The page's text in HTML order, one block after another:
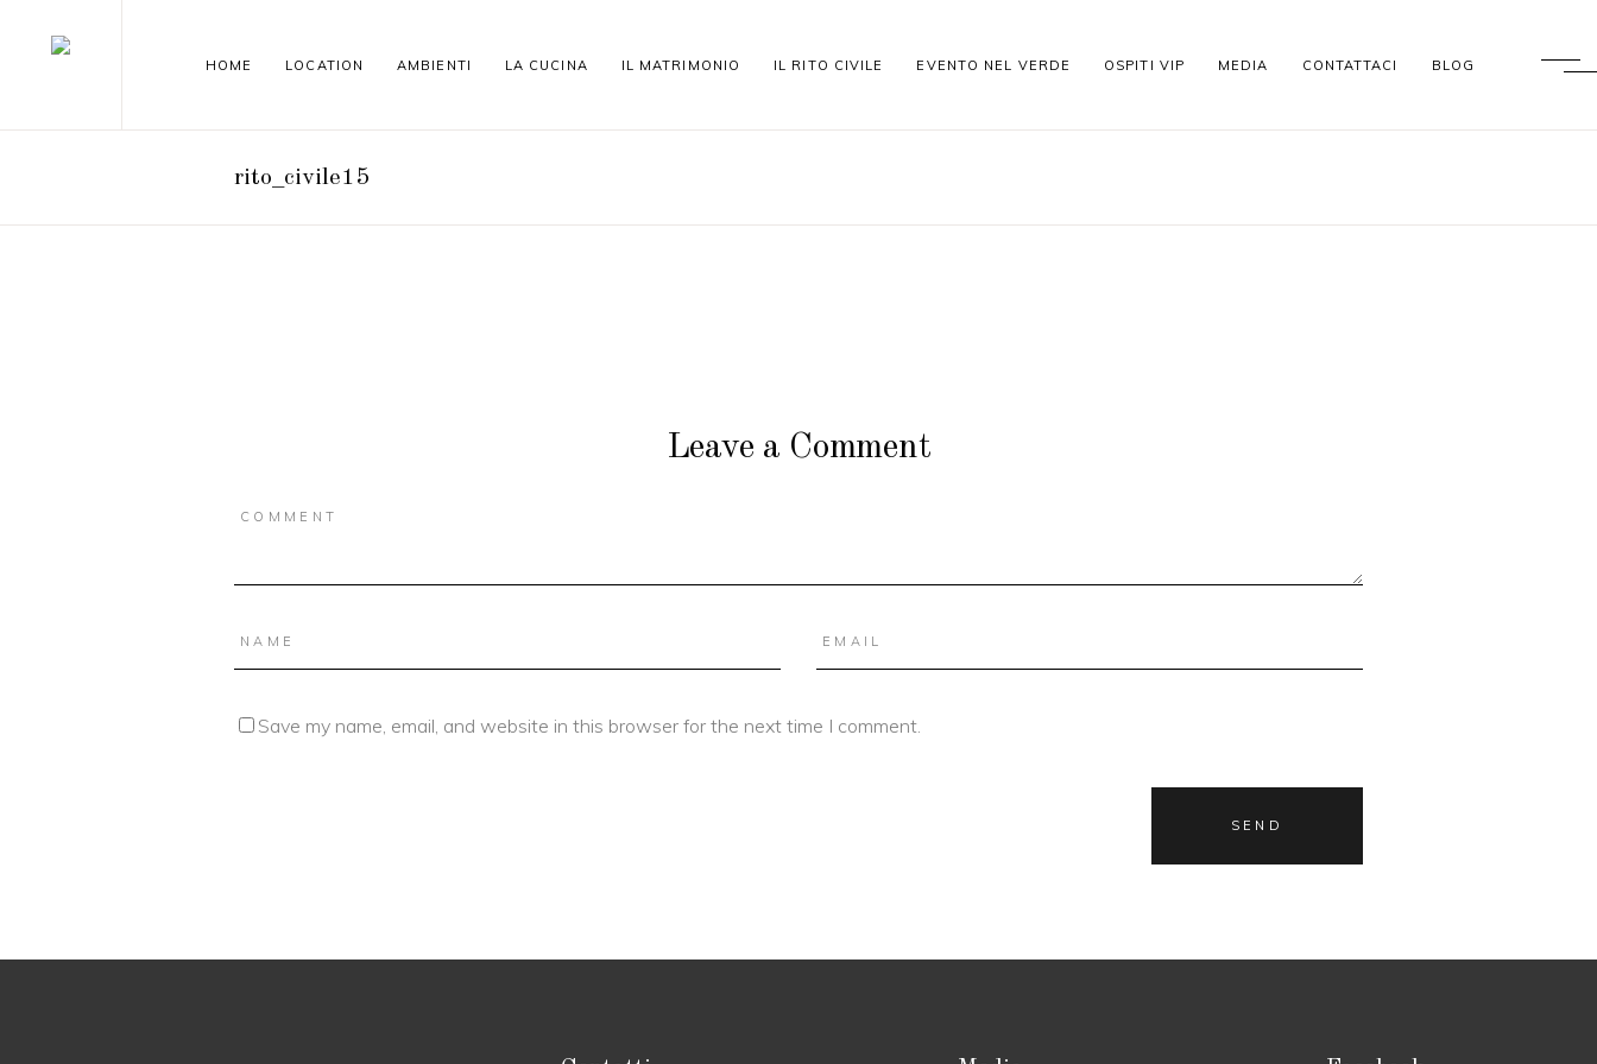
HOME LOCATION AMBIENTI LA CUCINA IL MATRIMONIO IL RITO CIVILE EVENTO NEL VERDE OSPITI VIP MEDIA CONTATTACI BLOG
rito_civile15
Leave a Comment
Save my name, email, and website in this browser for the next time I comment.